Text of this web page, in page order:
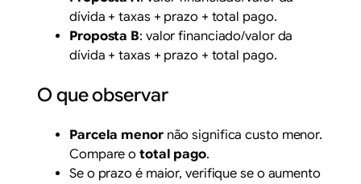
dívida + taxas + prazo + total pago.
Proposta B: valor financiado/valor da
dívida + taxas + prazo + total pago.
O que observar
Parcela menornão significa custo menor.
Compare ototal pago.
Se o prazo é maior, verifique se o aumento